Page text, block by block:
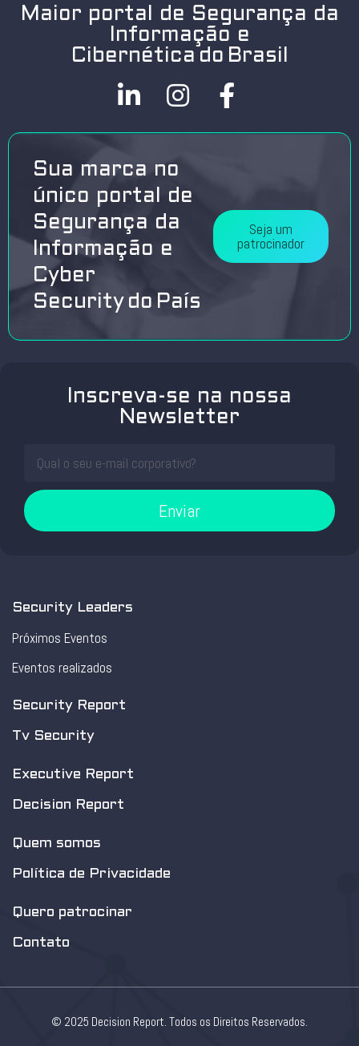
Maior portal de Segurança da
Informação e
Cibernética do Brasil
Sua marca no
único portal de
Segurança da
Informação e
Cyber
Security do País
Seja um
patrocinador
Inscreva-se na nossa
Newsletter
Enviar
Security Leaders
Próximos Eventos
Eventos realizados
Security Report
Tv Security
Executive Report
Decision Report
Quem somos
Política de Privacidade
Quero patrocinar
Contato
© 2025 Decision Report. Todos os Direitos Reservados.